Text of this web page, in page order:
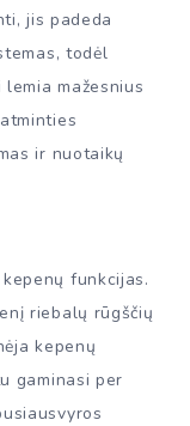
jis padeda
todėl
mažesnius
ir nuotaikų
funkcijas.
riebalų rūgščių
kepenų
gaminasi per